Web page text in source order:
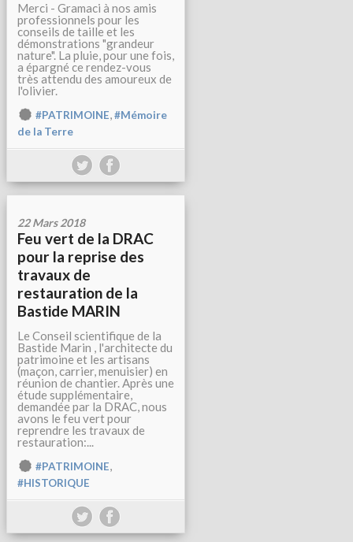
Merci - Gramaci à nos amis
professionnels pour les
conseils de taille et les
démonstrations "grandeur
nature". La pluie, pour une fois,
a épargné ce rendez-vous
très attendu des amoureux de
l'olivier.
#PATRIMOINE,#Mémoire
de la Terre
22 Mars 2018
Feu vert de la DRAC
pour la reprise des
travaux de
restauration de la
Bastide MARIN
Le Conseil scientifique de la
Bastide Marin , l'architecte du
patrimoine et les artisans
(maçon, carrier, menuisier) en
réunion de chantier. Après une
étude supplémentaire,
demandée par la DRAC, nous
avons le feu vert pour
reprendre les travaux de
restauration:...
#PATRIMOINE,
#HISTORIQUE